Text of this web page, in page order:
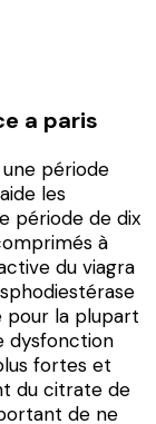
a paris
période
les
période de dix
à
du viagra
pour la plupart
dysfonction
fortes et
du citrate de
de ne